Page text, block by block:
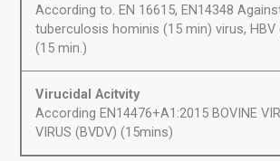
According to. EN 16615, EN14348
tuberculosis hominis (15 min) virus, HBV
(15 min.)
Virucidal Acitvity
According EN14476+A1:2015 BOVINE
VIRUS (BVDV) (15mins)